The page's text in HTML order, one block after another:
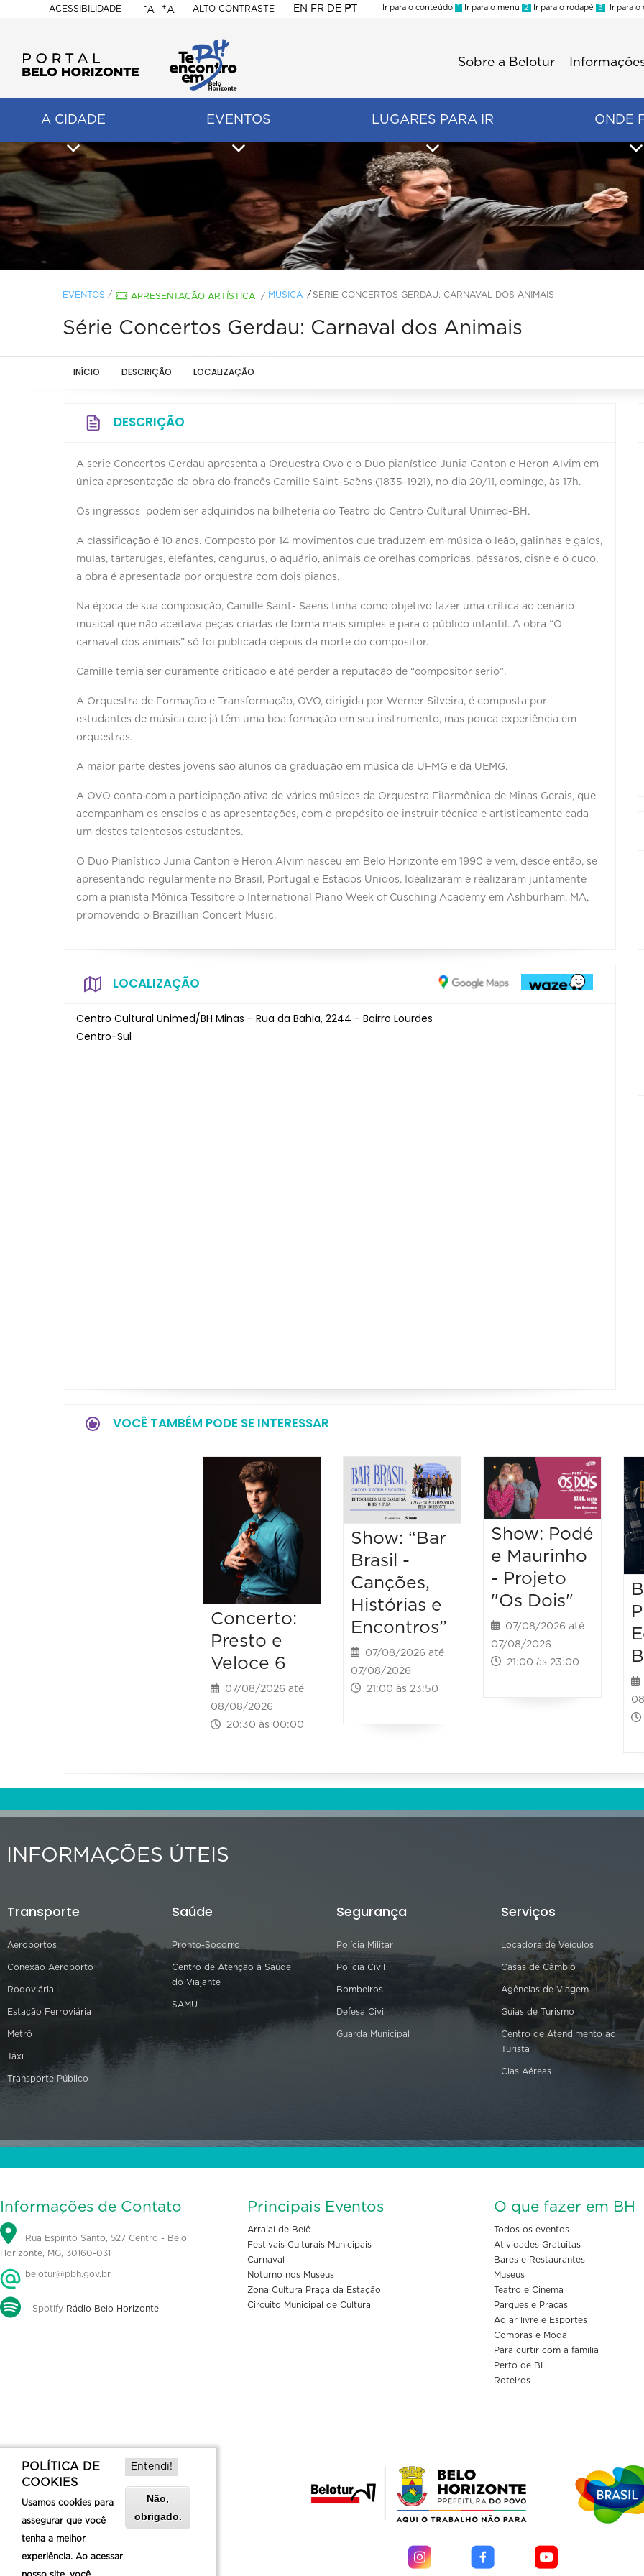
ACESSIBILIDADE
BELO
HORIZONTE
-A +A ALTO CONTRASTE EN FR DE PT
Ir para o conteúdo 1 Ir para o menu 2 Ir para o rodapé 3 Ir para o
Sobre a Belotur
A CIDADE EVENTOS LUGARES PARA IR ONDE
EVENTOS / APRESENTAÇÃO ARTÍSTICA / MÚSICA SÉRIE CONCERTOS GERDAU: CARNAVAL DOS ANIMAIS
Série Concertos Gerdau: Carnaval dos Animais
INÍCIO DESCRIÇÃO LOCALIZAÇÃO
DESCRIÇÃO
A serie Concertos Gerdau apresenta a Orquestra Ovo e o Duo pianístico Junia Canton e Heron Alvim em
única apresentação da obra do francês Camille Saint-Saëns (1835-1921), no dia 20/11, domingo, às 17h.
Os ingressos podem ser adquiridos na bilheteria do Teatro do Centro Cultural Unimed-BH.
A classificação é 10 anos. Composto por 14 movimentos que traduzem em música o leão, galinhas e galos,
mulas, tartarugas, elefantes, cangurus, o aquário, animais de orelhas compridas, pássaros, cisne e o cuco,
a obra é apresentada por orquestra com dois pianos.
Na época de sua composição, Camille Saint- Saens tinha como objetivo fazer uma crítica ao cenário
musical que não aceitava peças criadas de forma mais simples e para o público infantil. A obra “O
carnaval dos animais” só foi publicada depois da morte do compositor.
Camille temia ser duramente criticado e até perder a reputação de “compositor sério”.
A Orquestra de Formação e Transformação, OVO, dirigida por Werner Silveira, é composta por
estudantes de música que já têm uma boa formação em seu instrumento, mas pouca experiência em
orquestras.
A maior parte destes jovens são alunos da graduação em música da UFMG e da UEMG.
A OVO conta com a participação ativa de vários músicos da Orquestra Filarmônica de Minas Gerais, que
acompanham os ensaios e as apresentações, com o propósito de instruir técnica e artisticamente cada
um destes talentosos estudantes.
O Duo Pianístico Junia Canton e Heron Alvim nasceu em Belo Horizonte em 1990 e vem, desde então, se
apresentando regularmente no Brasil, Portugal e Estados Unidos. Idealizaram e realizaram juntamente
com a pianista Mônica Tessitore o International Piano Week of Cusching Academy em Ashburham, MA,
promovendo o Brazillian Concert Music.
LOCALIZAÇÃO
Centro Cultural Unimed/BH Minas - Rua da Bahia, 2244 - Bairro Lourdes
Centro-Sul
VOCÊ TAMBÉM PODE SE INTERESSAR
Concerto:
Presto e
Veloce 6
07/08/2026 até
08/08/2026
20:30 às 00:00
Show: “Bar
Brasil -
Canções,
Histórias e
Encontros”
07/08/2026 até
07/08/2026
21:00 às 23:50
Show: Podé
e Maurinho
- Projeto
"Os Dois"
07/08/2026 até
07/08/2026
21:00 às 23:00
INFORMAÇÕES ÚTEIS
Transporte
Aeroportos
Conexão Aeroporto
Rodoviária
Estação Ferroviária
Metrô
Táxi
Transporte Público
Saúde
Pronto-Socorro
Centro de Atenção à Saúde
do Viajante
SAMU
Segurança
Polícia Militar
Polícia Civil
Bombeiros
Defesa Civil
Guarda Municipal
Serviços
Locadora de Veículos
Casas de Câmbio
Agências de Viagem
Guias de Turismo
Centro de Atendimento ao
Turista
Cias Aéreas
Informações de Contato
Rua Espírito Santo, 527 Centro - Belo
Horizonte, MG, 30160-031
belotur@pbh.gov.br
Spotify Rádio Belo Horizonte
Principais Eventos
Arraial de Belô
Festivais Culturais Municipais
Carnaval
Noturno nos Museus
Zona Cultura Praça da Estação
Circuito Municipal de Cultura
O que fazer em BH
Todos os eventos
Atividades Gratuitas
Bares e Restaurantes
Museus
Teatro e Cinema
Parques e Praças
Ao ar livre e Esportes
Compras e Moda
Para curtir com a familia
Perto de BH
Roteiros
POLÍTICA DE
COOKIES
Usamos cookies para
assegurar que você
tenha a melhor
experiência. Ao acessar
Entendi!
Não,
obrigado.